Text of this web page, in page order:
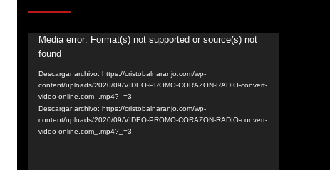
Reproductor
vídeo
Media error: Format(s) not supported or source(s) not
found
Descargar archivo: https://cristobalnaranjo.com/wp-
content/uploads/2020/09/VIDEO-PROMO-CORAZON-RADIO-convert-
video-online.com_.mp4?_=3
Descargar archivo: https://cristobalnaranjo.com/wp-
content/uploads/2020/09/VIDEO-PROMO-CORAZON-RADIO-convert-
video-online.com_.mp4?_=3